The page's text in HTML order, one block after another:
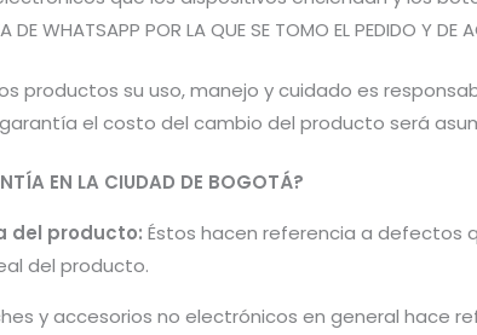
DE WHATSAPP POR LA QUE SE TOMO EL PEDIDO Y
productos su uso, manejo y cuidado es
el costo del cambio del producto será
EN LA CIUDAD DE BOGOTÁ?
del producto: Éstos hacen referencia a defectos
del producto.
y accesorios no electrónicos en general hace